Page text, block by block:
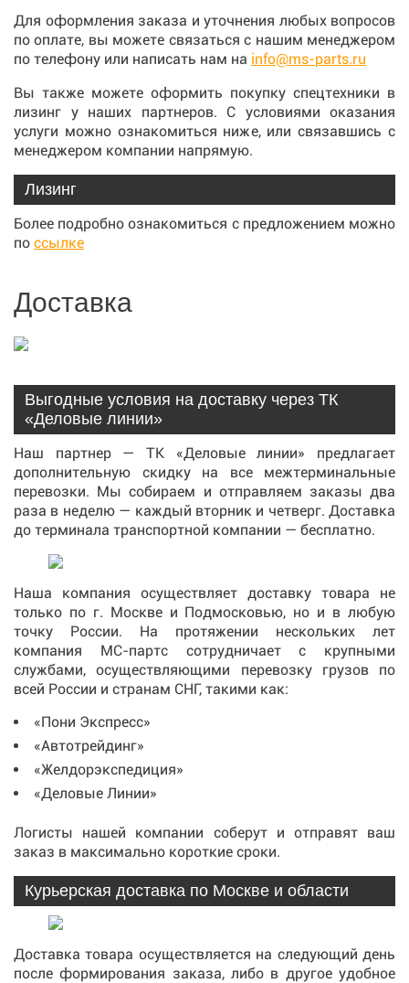
Для оформления заказа и уточнения любых вопросов
по оплате, вы можете связаться с нашим менеджером
по телефону или написать нам на info@ms-parts.ru
Вы также можете оформить покупку спецтехники в
лизинг у наших партнеров. С условиями оказания
услуги можно ознакомиться ниже, или связавшись с
менеджером компании напрямую.
Лизинг
Более подробно ознакомиться с предложением можно
по ссылке
Доставка
Выгодные условия на доставку через ТК
«Деловые линии»
Наш партнер — ТК «Деловые линии» предлагает
дополнительную скидку на все межтерминальные
перевозки. Мы собираем и отправляем заказы два
раза в неделю — каждый вторник и четверг. Доставка
до терминала транспортной компании — бесплатно.
Наша компания осуществляет доставку товара не
только по г. Москве и Подмосковью, но и в любую
точку России. На протяжении нескольких лет
компания МС-партс сотрудничает с крупными
службами, осуществляющими перевозку грузов по
всей России и странам СНГ, такими как:
«Пони Экспресс»
«Автотрейдинг»
«Желдорэкспедиция»
«Деловые Линии»
Логисты нашей компании соберут и отправят ваш
заказ в максимально короткие сроки.
Курьерская доставка по Москве и области
Доставка товара осуществляется на следующий день
после формирования заказа, либо в другое удобное